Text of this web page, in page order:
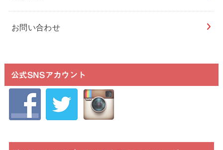
お問い合わせ
公式SNSアカウント